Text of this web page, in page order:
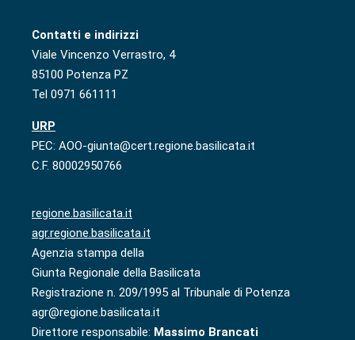
Contatti e indirizzi
Viale Vincenzo Verrastro, 4
85100 Potenza PZ
Tel 0971 661111
URP
PEC: AOO-giunta@cert.regione.basilicata.it
C.F. 80002950766
regione.basilicata.it
agr.regione.basilicata.it
Agenzia stampa della
Giunta Regionale della Basilicata
Registrazione n. 209/1995 al Tribunale di Potenza
agr@regione.basilicata.it
Direttore responsabile: Massimo Brancati